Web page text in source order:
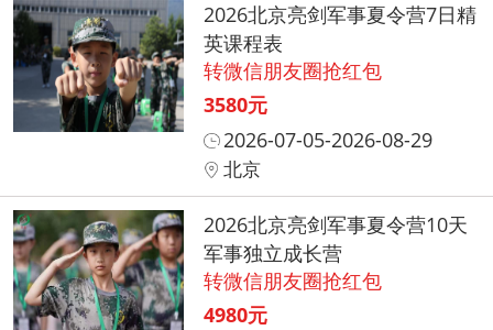
2026北京亮剑军事夏令营7日精
英课程表
转微信朋友圈抢红包
3580元
2026-07-05-2026-08-29
北京
2026北京亮剑军事夏令营10天
军事独立成长营
转微信朋友圈抢红包
4980元